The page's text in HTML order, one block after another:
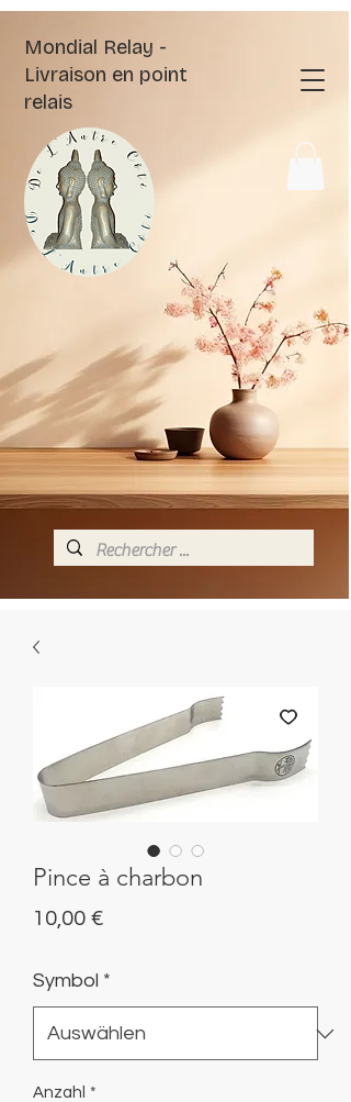
Mondial Relay -
Livraison en point
relais
Pince à charbon
10,00 €Preis
Symbol *
Anzahl *